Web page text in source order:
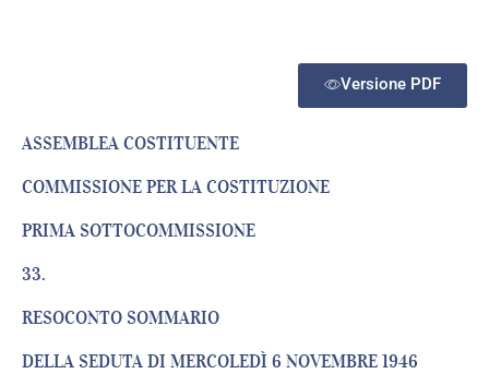
Versione PDF
ASSEMBLEA COSTITUENTE
COMMISSIONE PER LA COSTITUZIONE
PRIMA SOTTOCOMMISSIONE
33.
RESOCONTO SOMMARIO
DELLA SEDUTA DI MERCOLEDÌ 6 NOVEMBRE 1946